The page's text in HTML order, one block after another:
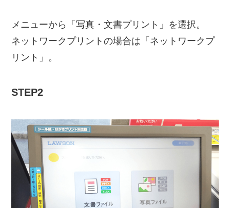
メニューから「写真・文書プリント」を選択。
ネットワークプリントの場合は「ネットワークプ
リント」。
STEP2